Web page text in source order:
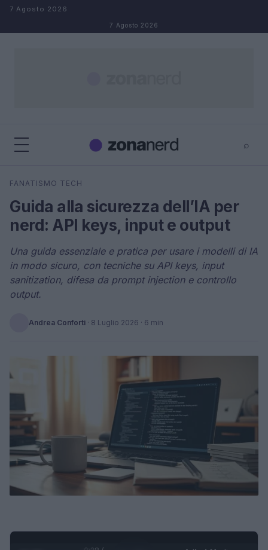
Salta al contenuto
7 Agosto 2026
7 Agosto 2026
⌕
Cerca
FANATISMO TECH
Guida alla sicurezza dell’IA per
nerd: API keys, input e output
Una guida essenziale e pratica per usare i modelli di IA
in modo sicuro, con tecniche su API keys, input
sanitization, difesa da prompt injection e controllo
output.
Andrea Conforti · 8 Luglio 2026 · 6 min